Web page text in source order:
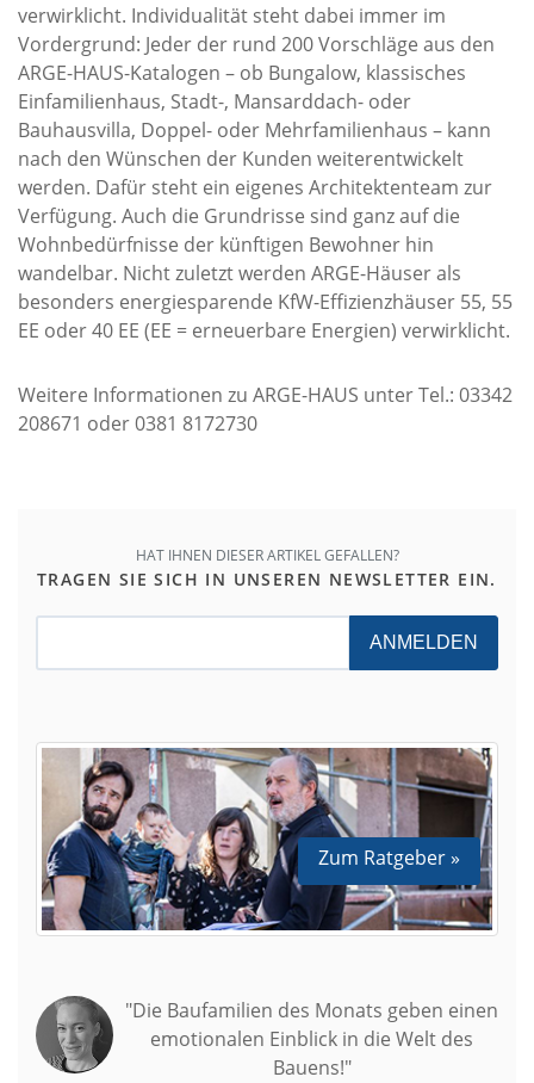
verwirklicht. Individualität steht dabei immer im
Vordergrund: Jeder der rund 200 Vorschläge aus den
ARGE-HAUS-Katalogen – ob Bungalow, klassisches
Einfamilienhaus, Stadt-, Mansarddach- oder
Bauhausvilla, Doppel- oder Mehrfamilienhaus – kann
nach den Wünschen der Kunden weiterentwickelt
werden. Dafür steht ein eigenes Architektenteam zur
Verfügung. Auch die Grundrisse sind ganz auf die
Wohnbedürfnisse der künftigen Bewohner hin
wandelbar. Nicht zuletzt werden ARGE-Häuser als
besonders energiesparende KfW-Effizienzhäuser 55, 55
EE oder 40 EE (EE = erneuerbare Energien) verwirklicht.
Weitere Informationen zu ARGE-HAUS unter Tel.: 03342
208671 oder 0381 8172730
HAT IHNEN DIESER ARTIKEL GEFALLEN?
TRAGEN SIE SICH IN UNSEREN NEWSLETTER EIN.
ANMELDEN
Zum Ratgeber »
"Die Baufamilien des Monats geben einen
emotionalen Einblick in die Welt des
Bauens!"